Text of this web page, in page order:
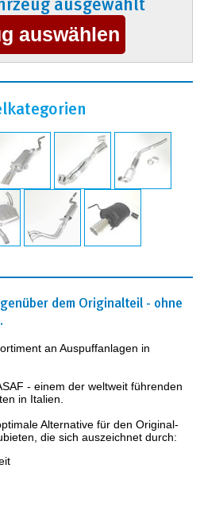
dem Originalteil - ohne
an Auspuffanlagen in
- einem der weltweit führenden
in Italien.
Alternative für den Original-
die sich auszeichnet durch: